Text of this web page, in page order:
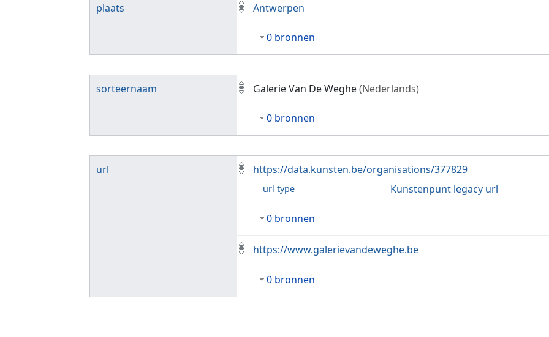
plaats Antwerpen
0 bronnen
sorteernaam Galerie Van De Weghe(Nederlands)
0 bronnen
url https://data.kunsten.be/organisations/377829
url type Kunstenpunt legacy url
0 bronnen
https://www.galerievandeweghe.be
0 bronnen